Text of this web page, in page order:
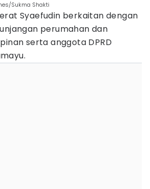
Sukma Shakti
Syaefudin berkaitan dengan
perumahan dan
serta anggota DPRD